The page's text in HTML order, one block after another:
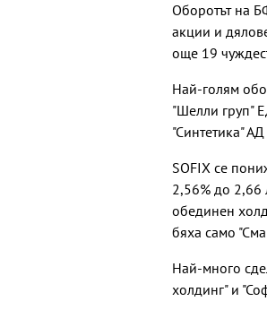
Оборотът на
акции и
още 19
Най-голям
"Шелли груп"
"Синтетика"
SOFIX се
2,56% до 2,66
обединен
бяха само
Най-много
холдинг" и